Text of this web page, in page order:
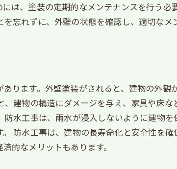
は、塗装の定期的なメンテナンスを行う必
忘れずに、外壁の状態を確認し、適切なメ
ります。外壁塗装がされると、建物の外
、建物の構造にダメージを与え、家具や床
水工事は、雨水が浸入しないように建物
防水工事は、建物の長寿命化と安全性を
的なメリットもあります。